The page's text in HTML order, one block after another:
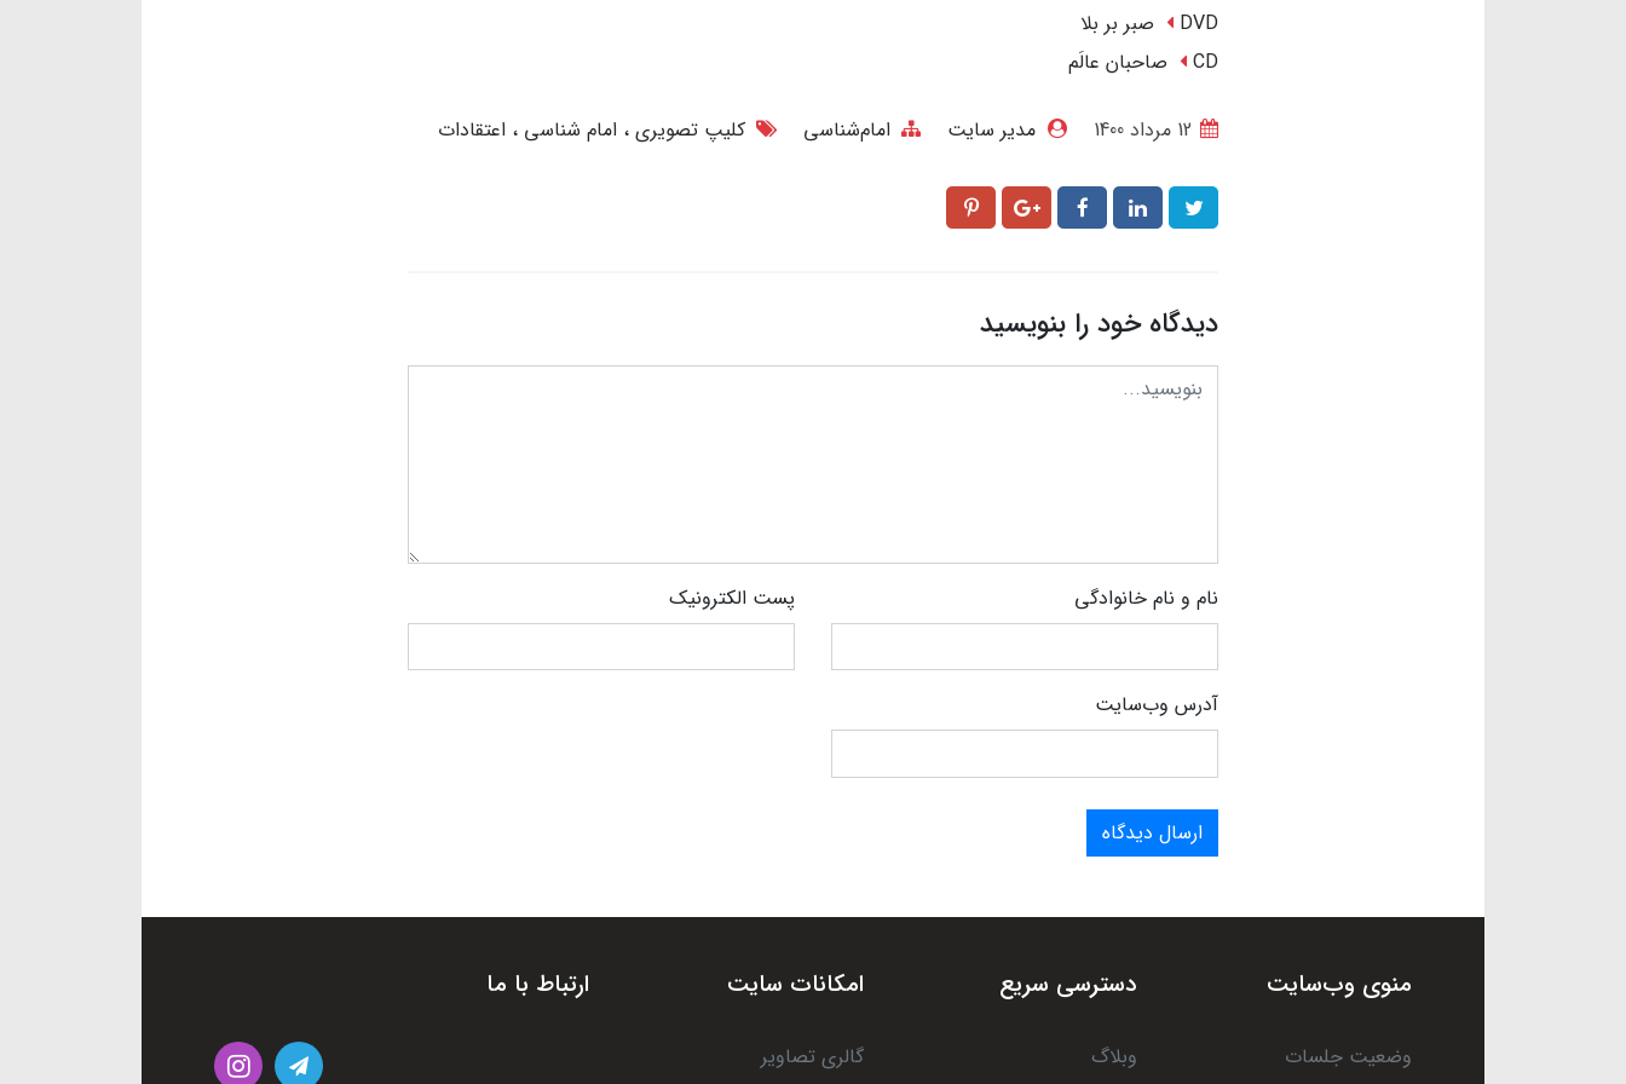
DVD صبر بر بلا
CD صاحبان عالَم
مدیر سایت امام‌شناسی کلیپ تصویری امام شناسی اعتقادات
دیدگاه خود را بنویسید
نام و نام خانوادگی پست الکترونیک
آدرس وب‌سایت
ارسال دیدگاه
منوی وب‌سایت
وضعیت جلسات
دسترسی سریع
وبلاگ
امکانات سایت
گالری تصاویر
ارتباط با ما